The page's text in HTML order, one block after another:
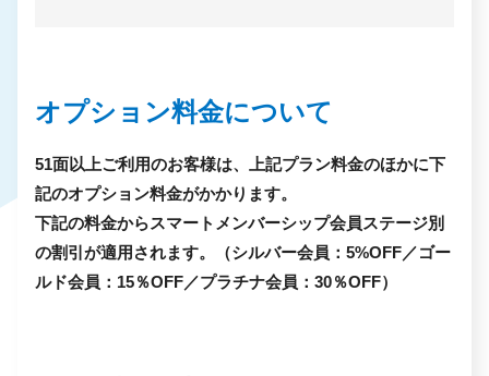
オプション料金について
51面以上ご利用のお客様は、上記プラン料金のほかに下
記のオプション料金がかかります。
下記の料金からスマートメンバーシップ会員ステージ別
の割引が適用されます。（シルバー会員：5%OFF／ゴー
ルド会員：15％OFF／プラチナ会員：30％OFF）